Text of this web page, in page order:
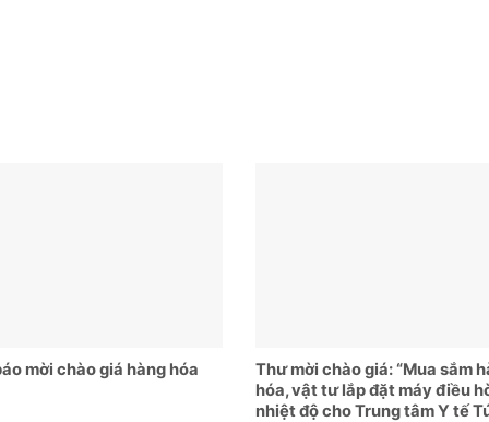
mời chào giá hàng hóa
Thư mời chào giá: “Mua sắm
hóa, vật tư lắp đặt máy điều
nhiệt độ cho Trung tâm Y tế